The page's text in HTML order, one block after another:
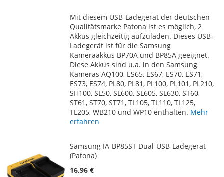
HINZUFÜGEN
HINZUFÜGEN
Mit diesem USB-Ladegerät der deutschen
Qualitätsmarke Patona ist es möglich, 2
Akkus gleichzeitig aufzuladen. Dieses USB-
Ladegerät ist für die Samsung
Kameraakkus BP70A und BP85A geeignet.
Diese Akkus sind u.a. in den Samsung
Kameras AQ100, ES65, ES67, ES70, ES71,
ES73, ES74, PL80, PL81, PL100, PL101, PL210,
SH100, SL50, SL600, SL605, SL630, ST60,
ST61, ST70, ST71, TL105, TL110, TL125,
TL205, WB210 und WP10 enthalten. Mehr
erfahren
Samsung IA-BP85ST Dual-USB-Ladegerät
(Patona)
16,96 €